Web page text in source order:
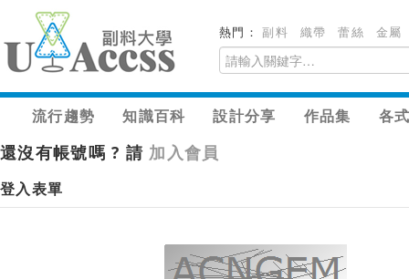
熱門：副料 織帶 蕾絲 金屬
流行趨勢 知識百科 設計分享 作品集 各
還沒有帳號嗎 ? 請 加入會員
登入表單